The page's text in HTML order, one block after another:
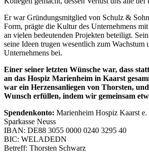
Er war Gründungsmitglied von Schulz &
Form, prägte die Kultur des Unternehmens
an vielen bedeutenden Projekten beteiligt.
seine Ideen trugen wesentlich zum Wachstum
Unternehmens bei.
Einer seiner letzten Wünsche war, dass
an das Hospiz Marienheim in Kaarst
war ein Herzensanliegen von Thorsten,
Wunsch erfüllen, indem wir gemeinsam
Spendenkonto: Marienheim Hospiz Kaarst e.
Sparkasse Neuss
IBAN: DE88 3055 0000 0240 3295 40
BIC: WELADEDN
Betreff: Thorsten Schwarz